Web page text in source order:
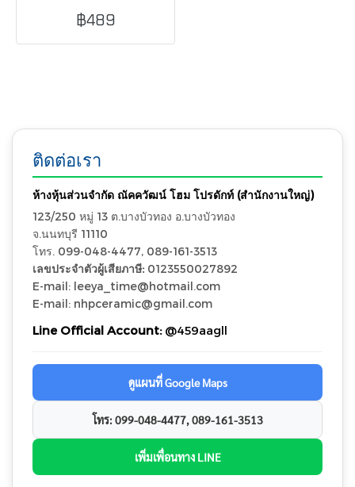
ภายในบ้าน สวยหรูเรียบง่าย
฿489
ติดต่อเรา
ห้างหุ้นส่วนจำกัด ณัคควัฒน์ โฮม โปรดักท์ (สำนักงานใหญ่)
123/250 หมู่ 13 ต.บางบัวทอง อ.บางบัวทอง
จ.นนทบุรี 11110
โทร. 099-048-4477, 089-161-3513
เลขประจำตัวผู้เสียภาษี: 0123550027892
E-mail: leeya_time@hotmail.com
E-mail: nhpceramic@gmail.com
Line Official Account:@459aagll
ดูแผนที่ Google Maps
โทร: 099-048-4477, 089-161-3513
เพิ่มเพื่อนทาง LINE